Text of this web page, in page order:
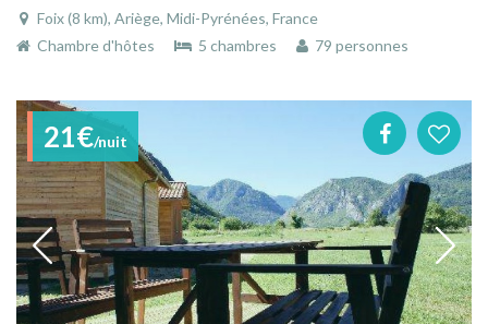
Foix (8 km), Ariège, Midi-Pyrénées, France
Chambre d'hôtes
5 chambres 79 personnes
21€/nuit